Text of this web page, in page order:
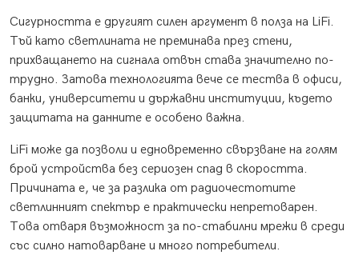
Сигурността е другият силен аргумент в полза на LiFi.
Тъй като светлината не преминава през стени,
прихващането на сигнала отвън става значително по-
трудно. Затова технологията вече се тества в офиси,
банки, университети и държавни институции, където
защитата на данните е особено важна.
LiFi може да позволи и едновременно свързване на голям
брой устройства без сериозен спад в скоростта.
Причината е, че за разлика от радиочестотите
светлинният спектър е практически непретоварен.
Това отваря възможност за по-стабилни мрежи в среди
със силно натоварване и много потребители.